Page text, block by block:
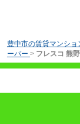
豊中市の賃貸マンショ
ーパー > フレスコ 熊